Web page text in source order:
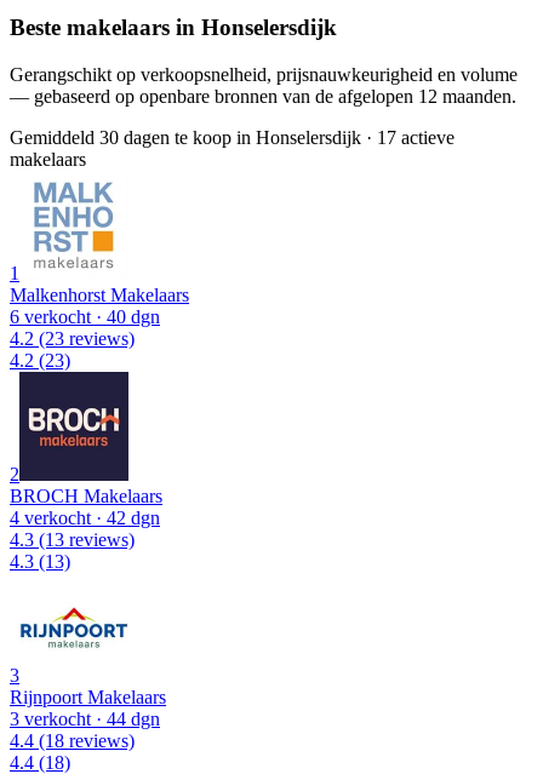
Beste makelaars in Honselersdijk
Gerangschikt op verkoopsnelheid, prijsnauwkeurigheid en volume
— gebaseerd op openbare bronnen van de afgelopen 12 maanden.
Gemiddeld 30 dagen te koop in Honselersdijk · 17 actieve
makelaars
1
Malkenhorst Makelaars
6 verkocht · 40 dgn
4.2 (23 reviews)
4.2 (23)
2
BROCH Makelaars
4 verkocht · 42 dgn
4.3 (13 reviews)
4.3 (13)
3
Rijnpoort Makelaars
3 verkocht · 44 dgn
4.4 (18 reviews)
4.4 (18)